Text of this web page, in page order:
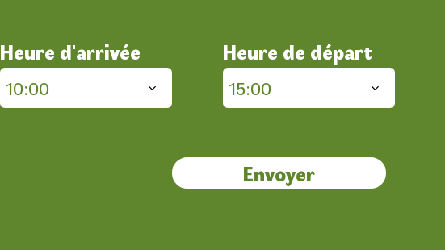
Heure d'arrivée
10:00
Heure de départ
15:00
Envoyer